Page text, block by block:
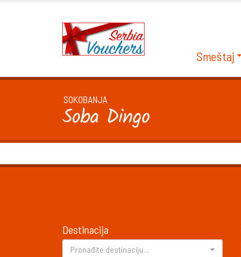
Smeštaj
SOKOBANJA
Soba Dingo
Destinacija
Pronađite destinaciju...